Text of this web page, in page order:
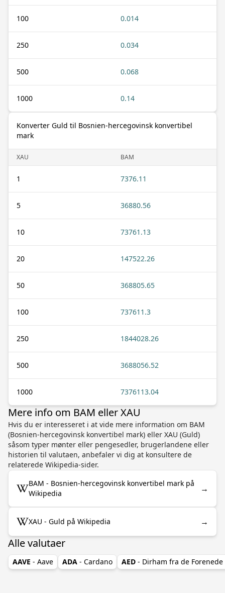
100 0.014
250 0.034
500 0.068
1000 0.14
Konverter Guld til Bosnien-hercegovinsk konvertibel
mark
XAU BAM
1 7376.11
5 36880.56
10 73761.13
20 147522.26
50 368805.65
100 737611.3
250 1844028.26
500 3688056.52
1000 7376113.04
Mere info om BAM eller XAU
Hvis du er interesseret i at vide mere information om BAM
(Bosnien-hercegovinsk konvertibel mark) eller XAU (Guld)
såsom typer mønter eller pengesedler, brugerlandene eller
historien til valutaen, anbefaler vi dig at konsultere de
relaterede Wikipedia-sider.
BAM - Bosnien-hercegovinsk konvertibel mark på
Wikipedia
→
XAU - Guld på Wikipedia →
Alle valutaer
AAVE - Aave ADA - Cardano AED - Dirham fra de